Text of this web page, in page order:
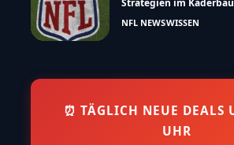
Strategien im Kaderbau
NFL NEWSWISSEN
⏰ TÄGLICH NEUE DEALS
UHR